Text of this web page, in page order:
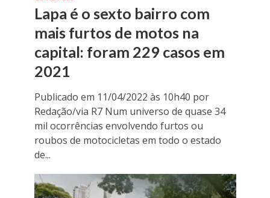
Lapa é o sexto bairro com
mais furtos de motos na
capital: foram 229 casos em
2021
Publicado em 11/04/2022 às 10h40 por
Redação/via R7 Num universo de quase 34
mil ocorrências envolvendo furtos ou
roubos de motocicletas em todo o estado
de...